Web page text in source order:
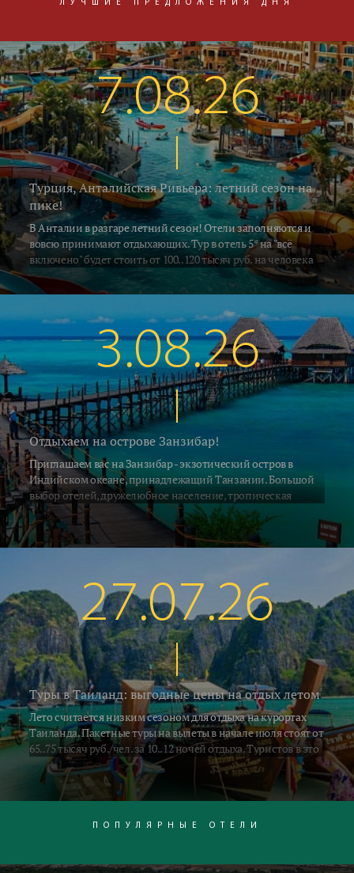
ЛУЧШИЕ ПРЕДЛОЖЕНИЯ ДНЯ
7.08.26
Турция, Анталийская Ривьера: летний сезон на
пике!
В Анталии в разгаре летний сезон! Отели заполняются и
вовсю принимают отдыхающих. Тур в отель 5* на "всё
включено" будет стоить от 100..120 тысяч руб. на человека
за неделю, включая перелёт и трансфер. Погода летняя -
воздух в это время прогревается до 33..35°C, а водичка в
южных регионах Алании и Сиде 26..28°C. В Кемере на
градус прохладнее... Поехали на отдых!
3.08.26
Отдыхаем на острове Занзибар!
Приглашаем вас на Занзибар - экзотический остров в
Индийском океане, принадлежащий Танзании. Большой
выбор отелей, дружелюбное население, тропическая
природа и, конечно, песчаные пляжи привлекают на
Занзибар ежегодно десятки тысяч туристов со всех концов
Земли. С 2 июля на остров выполняет прямые рейсы а\к Air
удобными стыковками по хорошим ценам. Мы предлагаем
воспользоваться этой возможностью и рвануть на отдых в
Африку.
27.07.26
Туры в Таиланд: выгодные цены на отдых летом
Лето считается низким сезоном для отдыха на курортах
Таиланда. Пакетные туры на вылеты в начале июля стоят от
65..75 тысяч руб./чел. за 10..12 ночей отдыха. Туристов в это
время относительно немного, отели стоят заполненные
наполовину, но зато сервис в это время лучше. Несмотря на
периодически идущие дождики, гарантируем массу
тайского солнца. Поехали в Таиланд! Насладимся юго-
ПОПУЛЯРНЫЕ ОТЕЛИ